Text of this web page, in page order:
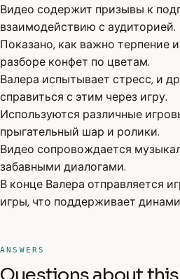
Видео содержит призывы к
взаимодействию с аудиторией.
Показано, как важно терпение
разборе конфет по цветам.
Валера испытывает стресс, и
справиться с этим через игру.
Используются различные
прыгательный шар и ролики.
Видео сопровождается
забавными диалогами.
В конце Валера отправляется
игры, что поддерживает
ANSWERS